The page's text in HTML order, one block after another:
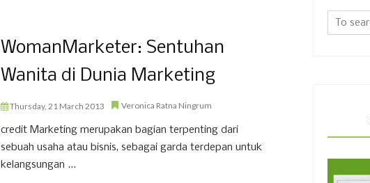
WomanMarketer: Sentuhan
Wanita di Dunia Marketing
Thursday, 21 March 2013 Veronica Ratna Ningrum
credit Marketing merupakan bagian terpenting dari
sebuah usaha atau bisnis, sebagai garda terdepan untuk
kelangsungan ...